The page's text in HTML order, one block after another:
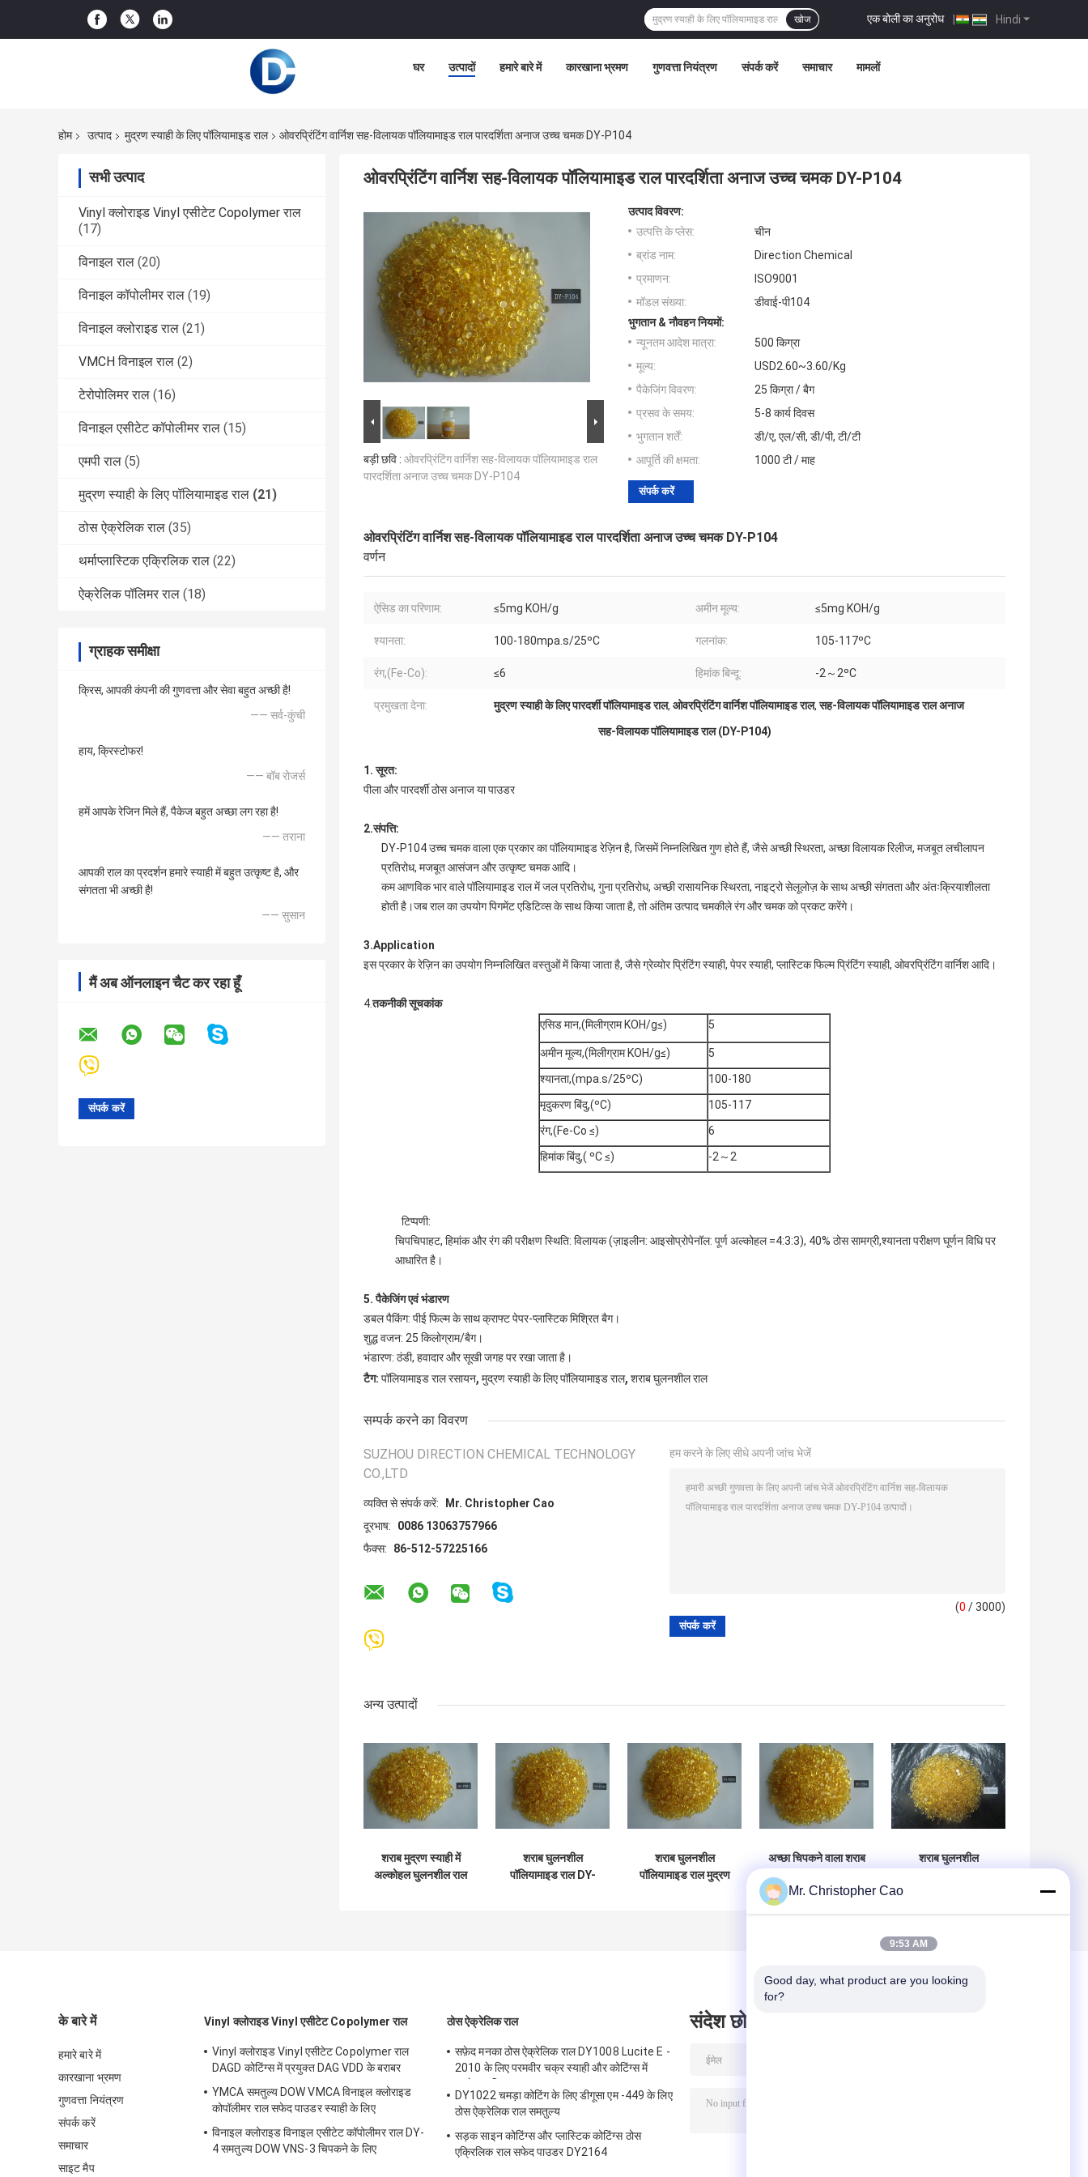
Hindi
एक बोली का अनुरोध |
खोज
घर उत्पादों हमारे बारे में कारखाना भ्रमण गुणवत्ता नियंत्रण संपर्क करें समाचार मामलों
होम उत्पाद मुद्रण स्याही के लिए पॉलियामाइड राल ओवरप्रिंटिंग वार्निश सह-विलायक पॉलियामाइड राल पारदर्शिता अनाज उच्च चमक DY-P104
सभी उत्पाद
Vinyl क्लोराइड Vinyl एसीटेट Copolymer राल
(17)
विनाइल राल (20)
विनाइल कॉपोलीमर राल (19)
विनाइल क्लोराइड राल (21)
VMCH विनाइल राल (2)
टेरोपोलिमर राल (16)
विनाइल एसीटेट कॉपोलीमर राल (15)
एमपी राल (5)
मुद्रण स्याही के लिए पॉलियामाइड राल (21)
ठोस ऐक्रेलिक राल (35)
थर्माप्लास्टिक एक्रिलिक राल (22)
ऐक्रेलिक पॉलिमर राल (18)
ग्राहक समीक्षा
क्रिस, आपकी कंपनी की गुणवत्ता और सेवा बहुत अच्छी है!
—— सर्व-कुंची
हाय, क्रिस्टोफर!
—— बॉब रोजर्स
हमें आपके रेजिन मिले हैं, पैकेज बहुत अच्छा लग रहा है!
—— तराना
आपकी राल का प्रदर्शन हमारे स्याही में बहुत उत्कृष्ट है, और
संगतता भी अच्छी है!
—— सुसान
मैं अब ऑनलाइन चैट कर रहा हूँ
ओवरप्रिंटिंग वार्निश सह-विलायक पॉलियामाइड राल पारदर्शिता अनाज उच्च चमक DY-P104
बड़ी छवि : ओवरप्रिंटिंग वार्निश सह-विलायक पॉलियामाइड राल
पारदर्शिता अनाज उच्च चमक DY-P104
उत्पाद विवरण:
उत्पत्ति के प्लेस:
चीन
ब्रांड नाम:
Direction Chemical
प्रमाणन:
ISO9001
मॉडल संख्या:
डीवाई-पी104
भुगतान & नौवहन नियमों:
न्यूनतम आदेश मात्रा:
500 किग्रा
मूल्य:
USD2.60~3.60/Kg
पैकेजिंग विवरण:
25 किग्रा / बैग
प्रसव के समय:
5-8 कार्य दिवस
भुगतान शर्तें:
डी/ए, एल/सी, डी/पी, टी/टी
आपूर्ति की क्षमता:
1000 टी / माह
संपर्क करें
ओवरप्रिंटिंग वार्निश सह-विलायक पॉलियामाइड राल पारदर्शिता अनाज उच्च चमक DY-P104
वर्णन
ऐसिड का परिणाम: ≤5mg KOH/g अमीन मूल्य: ≤5mg KOH/g
श्यानता: 100-180mpa.s/25ºC गलनांक: 105-117ºC
रंग,(Fe-Co): ≤6 हिमांक बिन्दू: -2～2ºC
प्रमुखता देना: मुद्रण स्याही के लिए पारदर्शी पॉलियामाइड राल, ओवरप्रिंटिंग वार्निश पॉलियामाइड राल,सह-विलायक पॉलियामाइड राल अनाज
सह-विलायक पॉलियामाइड राल (DY-P104)
1. सूरत:
पीला और पारदर्शी ठोस अनाज या पाउडर
2.संपत्ति:
DY-P104 उच्च चमक वाला एक प्रकार का पॉलियामाइड रेज़िन है, जिसमें निम्नलिखित गुण होते हैं, जैसे अच्छी स्थिरता, अच्छा विलायक रिलीज, मजबूत लचीलापन
प्रतिरोध, मजबूत आसंजन और उत्कृष्ट चमक आदि।
कम आणविक भार वाले पॉलियामाइड राल में जल प्रतिरोध, गुना प्रतिरोध, अच्छी रासायनिक स्थिरता, नाइट्रो सेलूलोज़ के साथ अच्छी संगतता और अंतःक्रियाशीलता
होती है।जब राल का उपयोग पिगमेंट एडिटिव्स के साथ किया जाता है, तो अंतिम उत्पाद चमकीले रंग और चमक को प्रकट करेंगे।
3.Application
इस प्रकार के रेज़िन का उपयोग निम्नलिखित वस्तुओं में किया जाता है, जैसे ग्रेव्योर प्रिंटिंग स्याही, पेपर स्याही, प्लास्टिक फिल्म प्रिंटिंग स्याही, ओवरप्रिंटिंग वार्निश आदि।
4.तकनीकी सूचकांक
एसिड मान,(मिलीग्राम KOH/g≤)
5
अमीन मूल्य,(मिलीग्राम KOH/g≤)
5
श्यानता,(mpa.s/25ºC)
100-180
मृदुकरण बिंदु,(ºC)
105-117
रंग,(Fe-Co ≤)
6
हिमांक बिंदु,( ºC ≤)
-2～2
टिप्पणी:
चिपचिपाहट, हिमांक और रंग की परीक्षण स्थिति: विलायक (ज़ाइलीन: आइसोप्रोपेनॉल: पूर्ण अल्कोहल =4:3:3), 40% ठोस सामग्री,श्यानता परीक्षण घूर्णन विधि पर
आधारित है।
5. पैकेजिंग एवं भंडारण
डबल पैकिंग: पीई फिल्म के साथ क्राफ्ट पेपर-प्लास्टिक मिश्रित बैग।
शुद्ध वजन: 25 किलोग्राम/बैग।
भंडारण: ठंडी, हवादार और सूखी जगह पर रखा जाता है।
टैग: पॉलियामाइड राल रसायन, मुद्रण स्याही के लिए पॉलियामाइड राल, शराब घुलनशील राल
सम्पर्क करने का विवरण
SUZHOU DIRECTION CHEMICAL TECHNOLOGY
CO.,LTD
व्यक्ति से संपर्क करें:
Mr. Christopher Cao
दूरभाष:
0086 13063757966
फैक्स:
86-512-57225166
हम करने के लिए सीधे अपनी जांच भेजें
(0 / 3000)
अन्य उत्पादों
शराब मुद्रण स्याही में
अल्कोहल घुलनशील राल
शराब घुलनशील
पॉलियामाइड राल DY-
शराब घुलनशील
पॉलियामाइड राल मुद्रण
अच्छा चिपकने वाला शराब
घुलनशील पॉलियामाइड
राल DY-P204
रासायनिक राल दाना
शराब घुलनशील
DY-P205 Gravure
के बारे में
हमारे बारे में
कारखाना भ्रमण
गुणवत्ता नियंत्रण
संपर्क करें
समाचार
साइट मैप
Vinyl क्लोराइड Vinyl एसीटेट Copolymer राल
Vinyl क्लोराइड Vinyl एसीटेट Copolymer राल
DAGD कोटिंग्स में प्रयुक्त DAG VDD के बराबर
YMCA समतुल्य DOW VMCA विनाइल क्लोराइड
कोपॉलीमर राल सफेद पाउडर स्याही के लिए
विनाइल क्लोराइड विनाइल एसीटेट कॉपोलीमर राल DY-
4 समतुल्य DOW VNS-3 चिपकने के लिए
ठोस ऐक्रेलिक राल
सफ़ेद मनका ठोस ऐक्रेलिक राल DY1008 Lucite E -
2010 के लिए परमवीर चक्र स्याही और कोटिंग्स में
DY1022 चमड़ा कोटिंग के लिए डीगूसा एम -449 के लिए
ठोस ऐक्रेलिक राल समतुल्य
सड़क साइन कोटिंग्स और प्लास्टिक कोटिंग्स ठोस
एक्रिलिक राल सफेद पाउडर DY2164
संदेश छोड़ दो
Mr. Christopher Cao
9:53 AM
Good day, what product are you looking
for?